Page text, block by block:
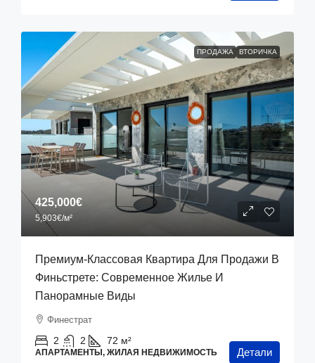
ПРОДАЖА ВТОРИЧКА
425,000€
5,903€/м²
Премиум-Классовая Квартира Для Продажи В
Финьстрете: Современное Жилье И
Панорамные Виды
Финестрат
2 2 72 м²
АПАРТАМЕНТЫ, ЖИЛАЯ НЕДВИЖИМОСТЬ Детали